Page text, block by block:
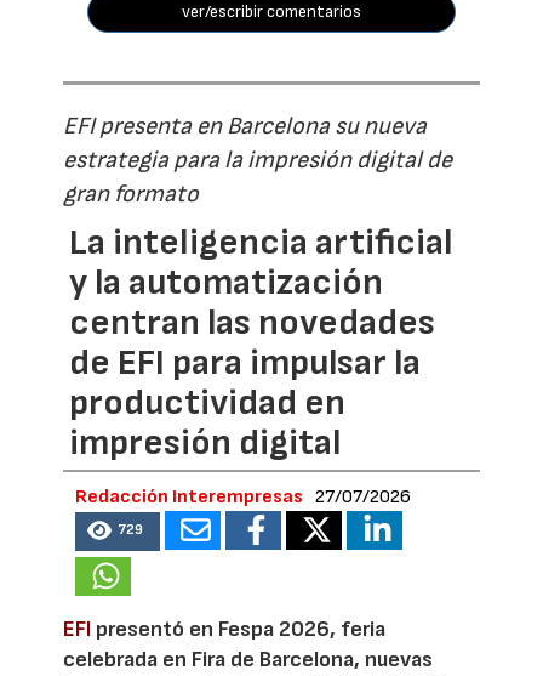
ver/escribir comentarios
EFI presenta en Barcelona su nueva
estrategia para la impresión digital de
gran formato
La inteligencia artificial
y la automatización
centran las novedades
de EFI para impulsar la
productividad en
impresión digital
Redacción Interempresas 27/07/2026
729
EFI presentó en Fespa 2026, feria
celebrada en Fira de Barcelona, nuevas